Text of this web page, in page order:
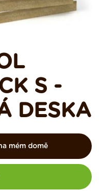
S -
DESKA
mém domě